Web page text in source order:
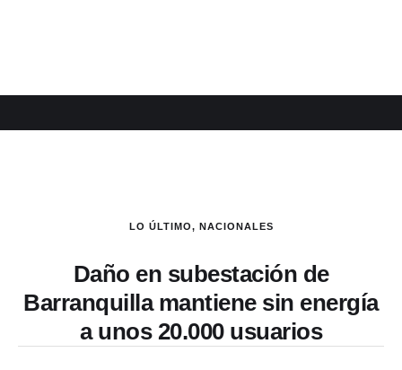
LO ÚLTIMO, NACIONALES
Daño en subestación de
Barranquilla mantiene sin energía
a unos 20.000 usuarios